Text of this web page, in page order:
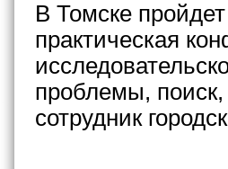
В Томске
практическая
проблемы,
сотрудник